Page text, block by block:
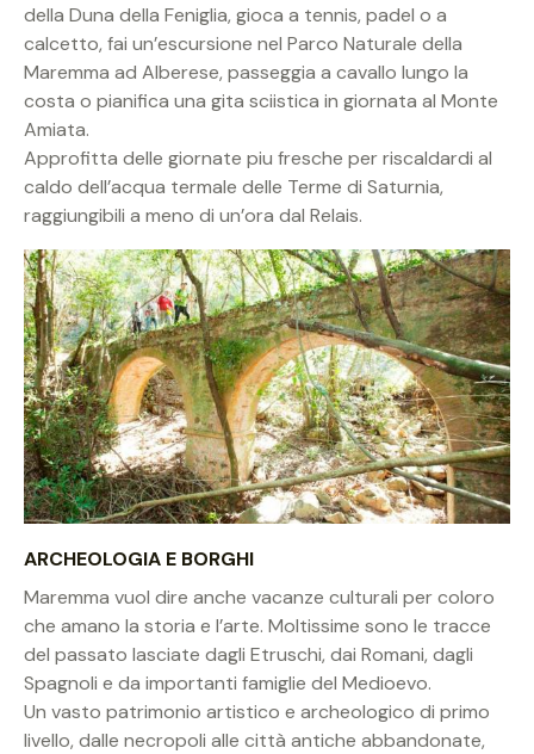
della Duna della Feniglia, gioca a tennis, padel o a
calcetto, fai un’escursione nel Parco Naturale della
Maremma ad Alberese, passeggia a cavallo lungo la
costa o pianifica una gita sciistica in giornata al Monte
Amiata.
Approfitta delle giornate piu fresche per riscaldardi al
caldo dell’acqua termale delle Terme di Saturnia,
raggiungibili a meno di un’ora dal Relais.
ARCHEOLOGIA E BORGHI
Maremma vuol dire anche vacanze culturali per coloro
che amano la storia e l’arte. Moltissime sono le tracce
del passato lasciate dagli Etruschi, dai Romani, dagli
Spagnoli e da importanti famiglie del Medioevo.
Un vasto patrimonio artistico e archeologico di primo
livello, dalle necropoli alle città antiche abbandonate,